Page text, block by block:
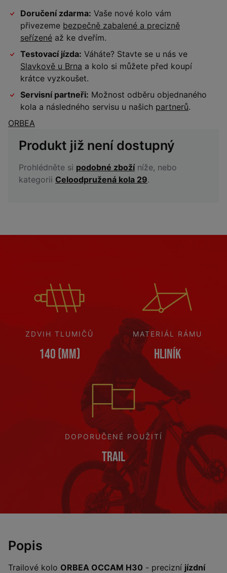
Doručení zdarma: Vaše nové kolo vám
přivezeme bezpečně zabalené a precizně
seřízené až ke dveřím.
Testovací jízda: Váháte? Stavte se u nás ve
Slavkově u Brna a kolo si můžete před koupí
krátce vyzkoušet.
Servisní partneři: Možnost odběru objednaného
kola a následného servisu u našich partnerů.
ORBEA
Produkt již není dostupný
Prohlédněte si podobné zbožíníže, nebo
kategorii Celoodpružená kola 29.
ZDVIH TLUMIČŮ
140 (mm)
MATERIÁL RÁMU
Hliník
DOPORUČENÉ POUŽITÍ
Trail
Popis
Trailové kolo ORBEA OCCAM H30 - precizní jízdní